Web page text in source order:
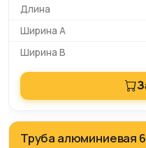
Труба алюминиевая